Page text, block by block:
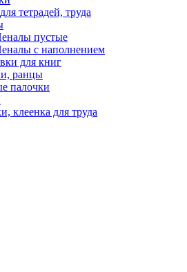
тетрадей, труда
пустые
с наполнением
для книг
ранцы
палочки
клеенка для труда